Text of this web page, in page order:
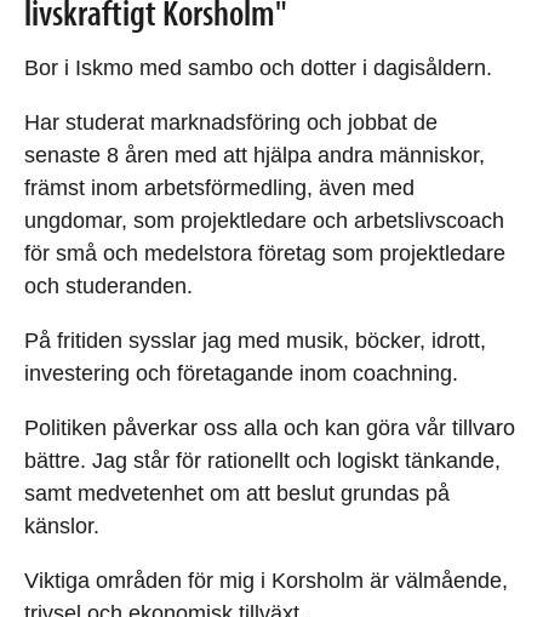
livskraftigt Korsholm"
Bor i Iskmo med sambo och dotter i dagisåldern.
Har studerat marknadsföring och jobbat de
senaste 8 åren med att hjälpa andra människor,
främst inom arbetsförmedling, även med
ungdomar, som projektledare och arbetslivscoach
för små och medelstora företag som projektledare
och studeranden.
På fritiden sysslar jag med musik, böcker, idrott,
investering och företagande inom coachning.
Politiken påverkar oss alla och kan göra vår tillvaro
bättre. Jag står för rationellt och logiskt tänkande,
samt medvetenhet om att beslut grundas på
känslor.
Viktiga områden för mig i Korsholm är välmående,